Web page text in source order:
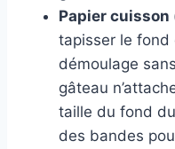
Papier
tapisser le fond
démoulage
gâteau
taille du fond
des bandes